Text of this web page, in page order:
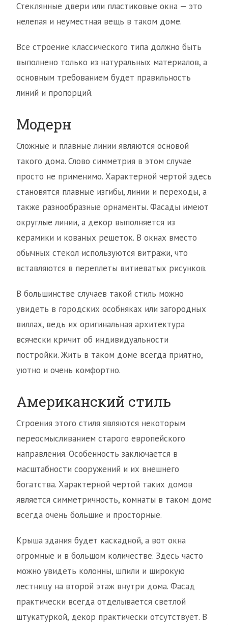
Стеклянные двери или пластиковые окна — это
нелепая и неуместная вещь в таком доме.
Все строение классического типа должно быть
выполнено только из натуральных материалов, а
основным требованием будет правильность
линий и пропорций.
Модерн
Сложные и плавные линии являются основой
такого дома. Слово симметрия в этом случае
просто не применимо. Характерной чертой здесь
становятся плавные изгибы, линии и переходы, а
также разнообразные орнаменты. Фасады имеют
округлые линии, а декор выполняется из
керамики и кованых решеток. В окнах вместо
обычных стекол используются витражи, что
вставляются в переплеты витиеватых рисунков.
В большинстве случаев такой стиль можно
увидеть в городских особняках или загородных
виллах, ведь их оригинальная архитектура
всячески кричит об индивидуальности
постройки. Жить в таком доме всегда приятно,
уютно и очень комфортно.
Американский стиль
Строения этого стиля являются некоторым
переосмысливанием старого европейского
направления. Особенность заключается в
масштабности сооружений и их внешнего
богатства. Характерной чертой таких домов
является симметричность, комнаты в таком доме
всегда очень большие и просторные.
Крыша здания будет каскадной, а вот окна
огромные и в большом количестве. Здесь часто
можно увидеть колонны, шпили и широкую
лестницу на второй этаж внутри дома. Фасад
практически всегда отделывается светлой
штукатуркой, декор практически отсутствует. В